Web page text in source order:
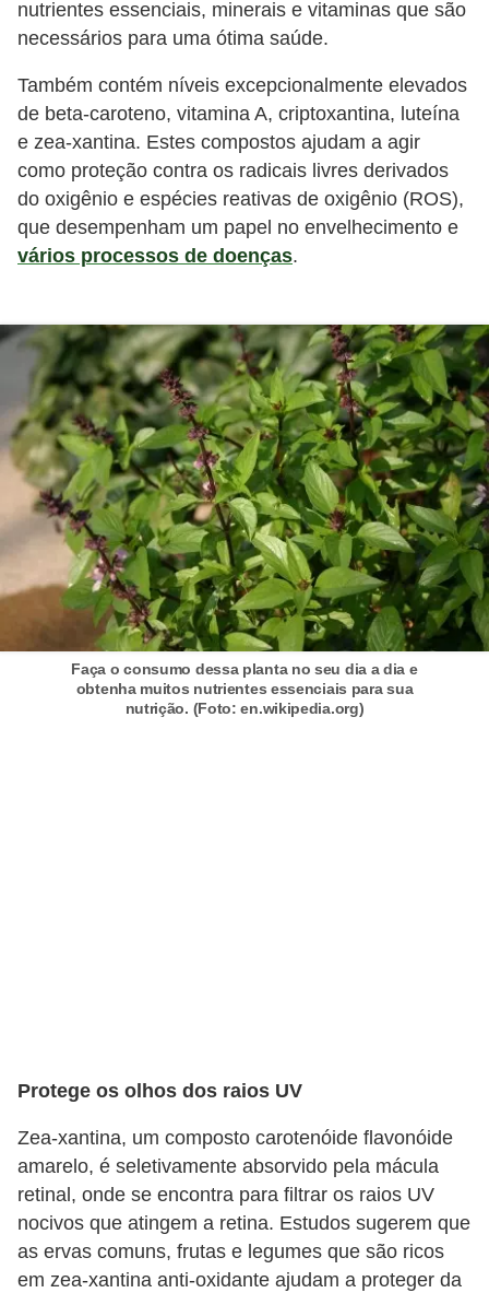
nutrientes essenciais, minerais e vitaminas que são
necessários para uma ótima saúde.
Também contém níveis excepcionalmente elevados
de beta-caroteno, vitamina A, criptoxantina, luteína
e zea-xantina. Estes compostos ajudam a agir
como proteção contra os radicais livres derivados
do oxigênio e espécies reativas de oxigênio (ROS),
que desempenham um papel no envelhecimento e
vários processos de doenças.
Faça o consumo dessa planta no seu dia a dia e
obtenha muitos nutrientes essenciais para sua
nutrição. (Foto: en.wikipedia.org)
Protege os olhos dos raios UV
Zea-xantina, um composto carotenóide flavonóide
amarelo, é seletivamente absorvido pela mácula
retinal, onde se encontra para filtrar os raios UV
nocivos que atingem a retina. Estudos sugerem que
as ervas comuns, frutas e legumes que são ricos
em zea-xantina anti-oxidante ajudam a proteger da